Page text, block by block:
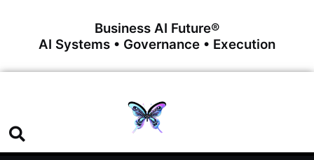
Business AI Future®
AI Systems • Governance • Execution